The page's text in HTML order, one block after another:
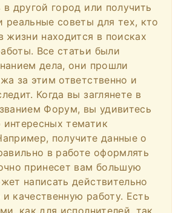
в другой город или получить
реальные советы для тех, кто
жизни находится в поисках
Все статьи были
дела, они прошли
за этим ответственно и
Когда вы заглянете в
Форум, вы удивитесь
тематик
получите данные о
в работе оформлять
принесет вам большую
написать действительно
качественную работу. Есть
как для исполнителей, так